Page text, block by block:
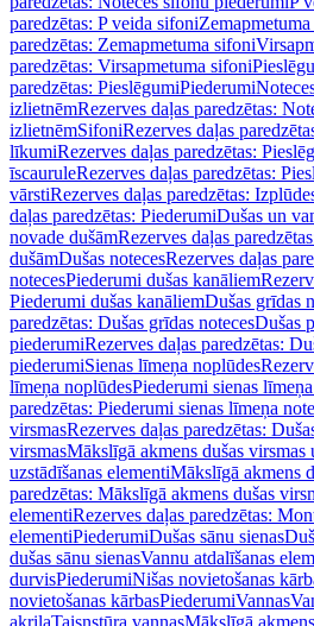
paredzētas: P veida sifoni
paredzētas: Zemapmetuma sifoni
paredzētas: Virsapmetuma sifoni
paredzētas: PieslēgumiPiederumi
izlietnēmRezerves daļas paredzētas:
izlietnēmSifoniRezerves daļas
līkumiRezerves daļas paredzētas:
īscauruleRezerves daļas paredzētas:
vārstiRezerves daļas paredzētas:
daļas paredzētas: PiederumiDušas un
novade dušāmRezerves daļas
dušāmDušas notecesRezerves daļas
notecesPiederumi dušas kanāliem
Piederumi dušas kanāliemDušas grīdas
paredzētas: Dušas grīdas notecesDušas
piederumiRezerves daļas paredzētas:
piederumiSienas līmeņa noplūdes
līmeņa noplūdesPiederumi sienas
paredzētas: Piederumi sienas līmeņa
virsmasRezerves daļas paredzētas:
virsmasMākslīgā akmens dušas
uzstādīšanas elementiMākslīgā akmens
paredzētas: Mākslīgā akmens dušas
elementiRezerves daļas paredzētas:
elementiPiederumiDušas sānu sienas
dušas sānu sienasVannu atdalīšanas
durvisPiederumiNišas novietošanas
novietošanas kārbasPiederumiVannas
akrilaTaisnstūra vannasMākslīgā